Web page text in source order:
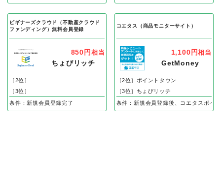
ビギナーズクラウド（不動産クラウド
ファンディング）無料会員登録
850円 相当
ちょびリッチ
［2位］
［3位］
条件：新規会員登録完了
コエタス（商品モニターサイト）
1,100円相当
GetMoney
［2位］ポイントタウン
［3位］ちょびリッチ
条件：新規会員登録後、コエタスポイ